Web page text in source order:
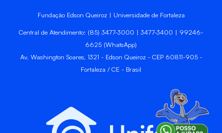
Fundação Edson Queiroz | Universidade de Fortaleza
Central de Atendimento: (85) 3477-3000 | 3477-3400 | 99246-
6625 (WhatsApp)
Av. Washington Soares, 1321 - Edson Queiroz - CEP 60811-905 -
Fortaleza / CE - Brasil